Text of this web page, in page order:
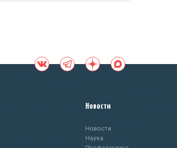
Новости
Новости
Наука